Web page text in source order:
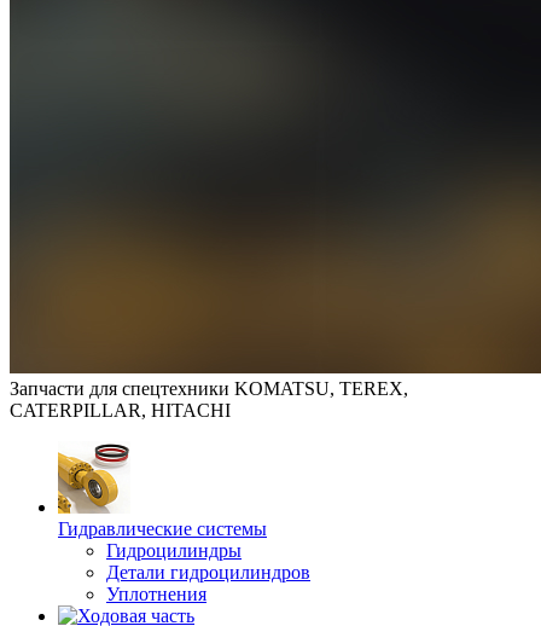
Запчасти для спецтехники KOMATSU, TEREX,
CATERPILLAR, HITACHI
Гидравлические системы
Гидроцилиндры
Детали гидроцилиндров
Уплотнения